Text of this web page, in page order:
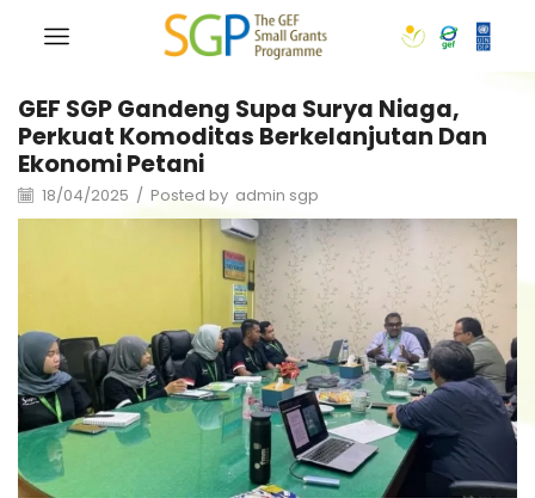
GEF SGP Gandeng Supa Surya Niaga,
Perkuat Komoditas Berkelanjutan Dan
Ekonomi Petani
18/04/2025 / Posted by admin sgp